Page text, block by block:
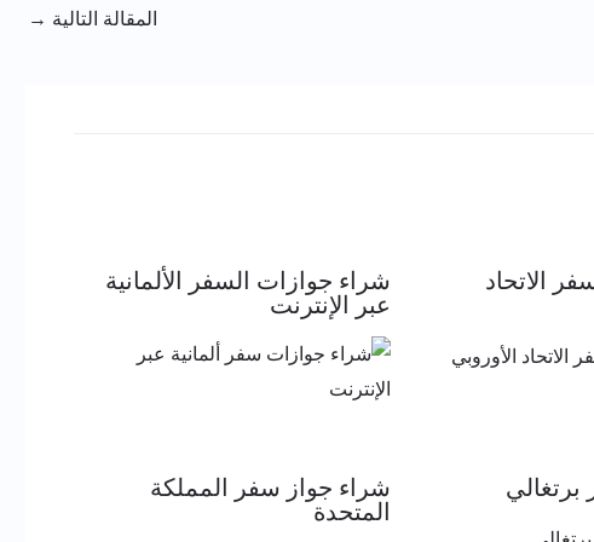
المقالة التالية →
الاتحاد
شراء جوازات السفر الألمانية
عبر الإنترنت
شراء جواز سفر المملكة
المتحدة